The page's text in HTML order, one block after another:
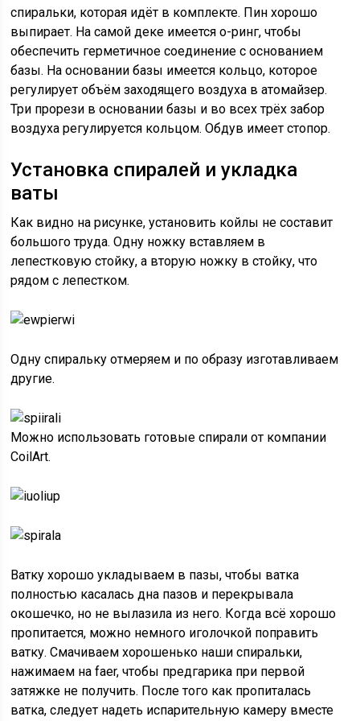
спиральки, которая идёт в комплекте. Пин хорошо
выпирает. На самой деке имеется о-ринг, чтобы
обеспечить герметичное соединение с основанием
базы. На основании базы имеется кольцо, которое
регулирует объём заходящего воздуха в атомайзер.
Три прорези в основании базы и во всех трёх забор
воздуха регулируется кольцом. Обдув имеет стопор.
Установка спиралей и укладка
ваты
Как видно на рисунке, установить койлы не составит
большого труда. Одну ножку вставляем в
лепестковую стойку, а вторую ножку в стойку, что
рядом с лепестком.
Одну спиральку отмеряем и по образу изготавливаем
другие.
Можно использовать готовые спирали от компании
CoilArt.
Ватку хорошо укладываем в пазы, чтобы ватка
полностью касалась дна пазов и перекрывала
окошечко, но не вылазила из него. Когда всё хорошо
пропитается, можно немного иголочкой поправить
ватку. Смачиваем хорошенько наши спиральки,
нажимаем на faer, чтобы предгарика при первой
затяжке не получить. После того как пропиталась
ватка, следует надеть испарительную камеру вместе